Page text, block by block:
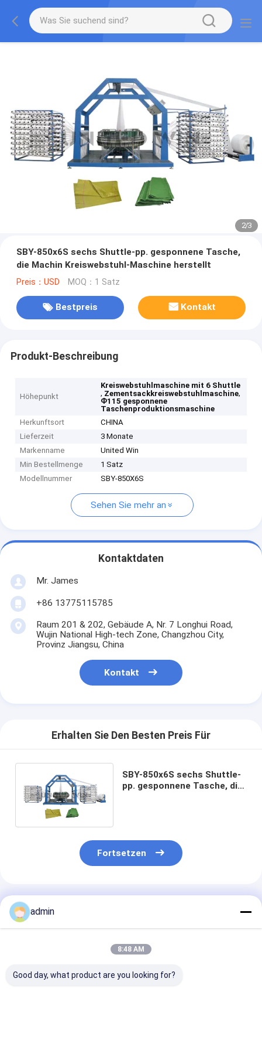
2/3
SBY-850x6S sechs Shuttle-pp. gesponnene Tasche,
die Machin Kreiswebstuhl-Maschine herstellt
Preis：USD MOQ：1 Satz
Bestpreis Kontakt
Produkt-Beschreibung
Höhepunkt
Kreiswebstuhlmaschine mit 6 Shuttle
, Zementsackkreiswebstuhlmaschine,
Ф115 gesponnene
Taschenproduktionsmaschine
Herkunftsort
CHINA
Lieferzeit
3 Monate
Markenname
United Win
Min Bestellmenge
1 Satz
Modellnummer
SBY-850X6S
Sehen Sie mehr an
Kontaktdaten
Mr. James
+86 13775115785
Raum 201 & 202, Gebäude A, Nr. 7 Longhui Road,
Wujin National High-tech Zone, Changzhou City,
Provinz Jiangsu, China
Kontakt
Erhalten Sie Den Besten Preis Für
SBY-850x6S sechs Shuttle-
pp. gesponnene Tasche, die
Fortsetzen
Empfohlene Produkte
admin
8:48 AM
Good day, what product are you looking for?